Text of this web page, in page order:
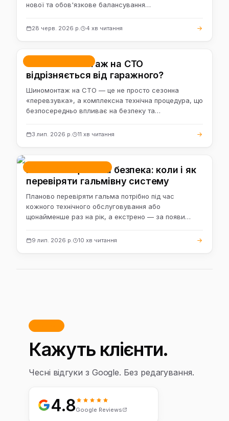
нової та обов'язкове балансування…
28 черв. 2026 р. 4 хв читання
Чим шиномонтаж на СТО
відрізняється від гаражного?
Шиномонтаж на СТО — це не просто сезонна
«перевзувка», а комплексна технічна процедура, що
безпосередньо впливає на безпеку та…
3 лип. 2026 р. 11 хв читання
Гальма — це ваша безпека: коли і як
перевіряти гальмівну систему
Планово перевіряти гальма потрібно під час
кожного технічного обслуговування або
щонайменше раз на рік, а екстрено — за появи…
9 лип. 2026 р. 10 хв читання
Кажуть клієнти.
Чесні відгуки з Google. Без редагування.
4.8Google Reviews